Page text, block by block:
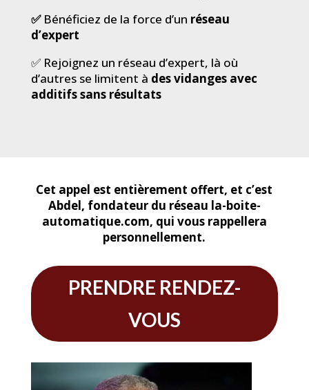
✅ Bénéficiez de la force d’un réseau
d’expert
✅ Rejoignez un réseau d’expert, là où
d’autres se limitent à des vidanges avec
additifs sans résultats
Cet appel est entièrement offert, et c’est
Abdel, fondateur du réseau la-boite-
automatique.com, qui vous rappellera
personnellement.
PRENDRE RENDEZ-
VOUS